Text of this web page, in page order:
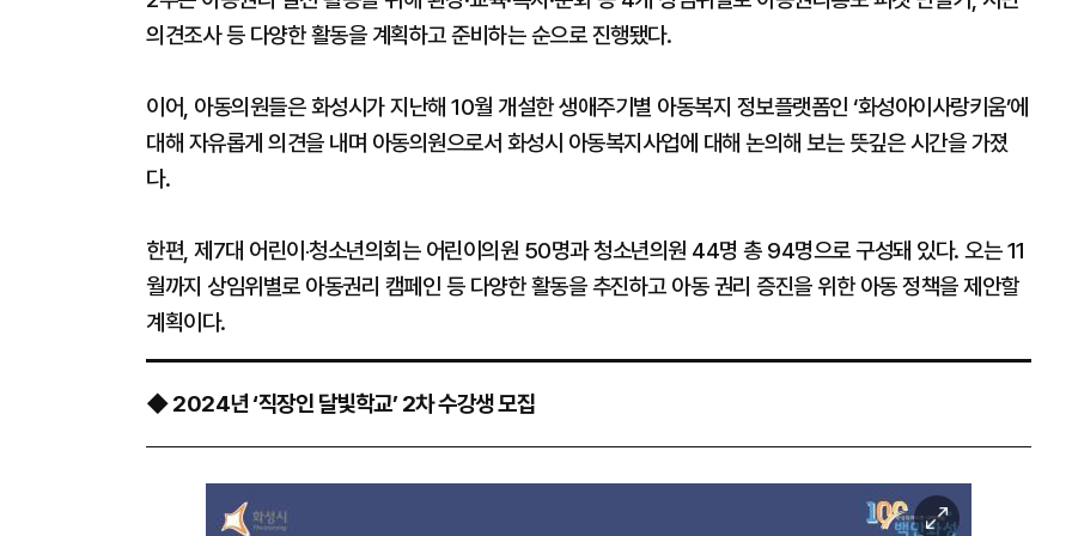
의견조사 등 다양한 활동을 계획하고 준비하는 순으로 진행됐다.
이어, 아동의원들은 화성시가 지난해 10월 개설한 생애주기별 아동복지 정보플랫폼인 ‘화성아이사랑키움’에
대해 자유롭게 의견을 내며 아동의원으로서 화성시 아동복지사업에 대해 논의해 보는 뜻깊은 시간을 가졌
다.
한편, 제7대 어린이‧청소년의회는 어린이의원 50명과 청소년의원 44명 총 94명으로 구성돼 있다. 오는 11
월까지 상임위별로 아동권리 캠페인 등 다양한 활동을 추진하고 아동 권리 증진을 위한 아동 정책을 제안할
계획이다.
◆ 2024년 ‘직장인 달빛학교’ 2차 수강생 모집
이